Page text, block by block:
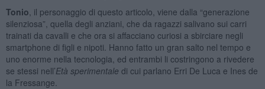
Tonio , il personaggio di questo articolo, viene dalla “generazione
silenziosa”, quella degli anziani, che da ragazzi salivano sui carri
trainati da cavalli e che ora si affacciano curiosi a sbirciare negli
smartphone di figli e nipoti. Hanno fatto un gran salto nel tempo e
uno enorme nella tecnologia, ed entrambi li costringono a rivedere
se stessi nell’Età sperimentale di cui parlano Erri De Luca e Ines de
la Fressange.